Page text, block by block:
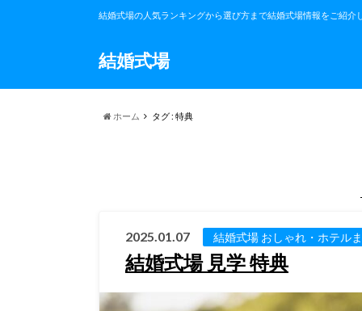
結婚式場
結婚式場の人気ランキングから選び方まで結婚式場情報をご紹
ホーム タグ : 特典
2025.01.07 結婚式場 おしゃれ・ホテル
結婚式場 見学 特典